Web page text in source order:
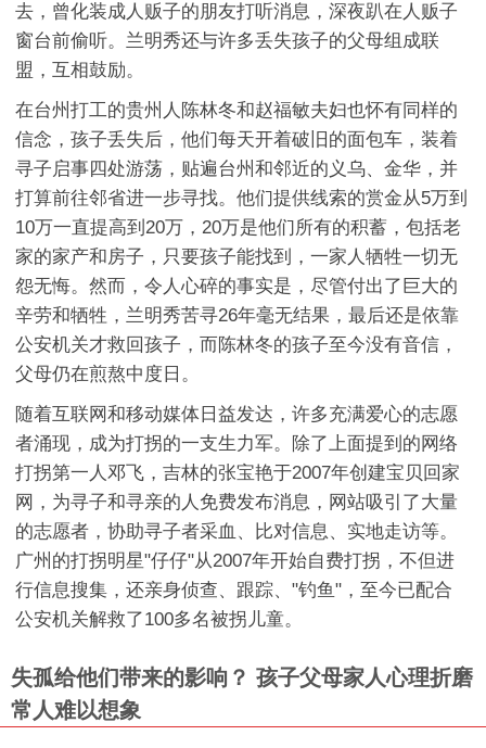
去，曾化装成人贩子的朋友打听消息，深夜趴在人贩子
窗台前偷听。兰明秀还与许多丢失孩子的父母组成联
盟，互相鼓励。
在台州打工的贵州人陈林冬和赵福敏夫妇也怀有同样的
信念，孩子丢失后，他们每天开着破旧的面包车，装着
寻子启事四处游荡，贴遍台州和邻近的义乌、金华，并
打算前往邻省进一步寻找。他们提供线索的赏金从5万到
10万一直提高到20万，20万是他们所有的积蓄，包括老
家的家产和房子，只要孩子能找到，一家人牺牲一切无
怨无悔。然而，令人心碎的事实是，尽管付出了巨大的
辛劳和牺牲，兰明秀苦寻26年毫无结果，最后还是依靠
公安机关才救回孩子，而陈林冬的孩子至今没有音信，
父母仍在煎熬中度日。
随着互联网和移动媒体日益发达，许多充满爱心的志愿
者涌现，成为打拐的一支生力军。除了上面提到的网络
打拐第一人邓飞，吉林的张宝艳于2007年创建宝贝回家
网，为寻子和寻亲的人免费发布消息，网站吸引了大量
的志愿者，协助寻子者采血、比对信息、实地走访等。
广州的打拐明星"仔仔"从2007年开始自费打拐，不但进
行信息搜集，还亲身侦查、跟踪、"钓鱼"，至今已配合
公安机关解救了100多名被拐儿童。
失孤给他们带来的影响？ 孩子父母家人心理折磨
常人难以想象